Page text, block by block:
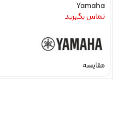
Yamaha
تماس بگیرید
مقایسه